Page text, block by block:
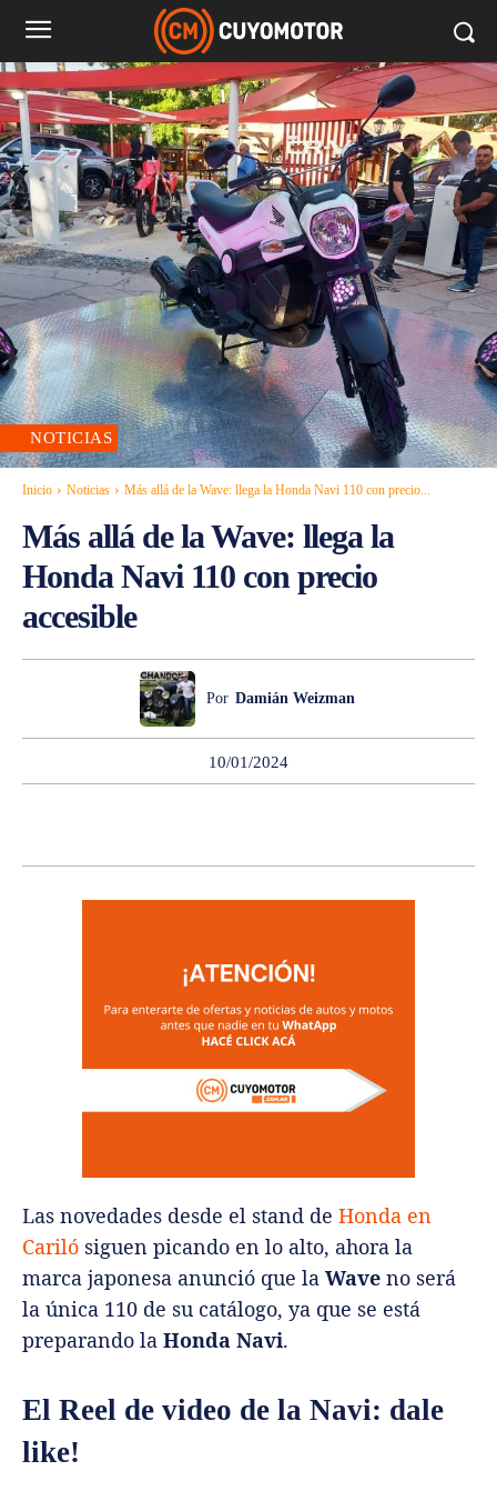
NOTICIAS
Inicio Noticias Más allá de la Wave: llega la Honda Navi 110 con precio...
Más allá de la Wave: llega la
Honda Navi 110 con precio
accesible
Por Damián Weizman
10/01/2024
Las novedades desde el stand de Honda en
Cariló siguen picando en lo alto, ahora la
marca japonesa anunció que la Wave no será
la única 110 de su catálogo, ya que se está
preparando la Honda Navi.
El Reel de video de la Navi: dale
like!